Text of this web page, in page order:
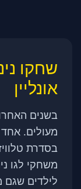
שחקו
אונליין
בשנים
מעולים.
בסדרת
משחקי לגו
לילדים שגם